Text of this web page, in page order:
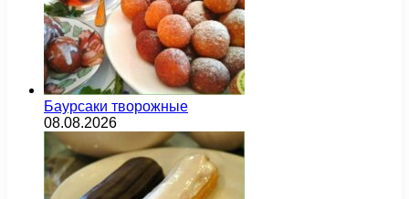
Баурсаки творожные
08.08.2026